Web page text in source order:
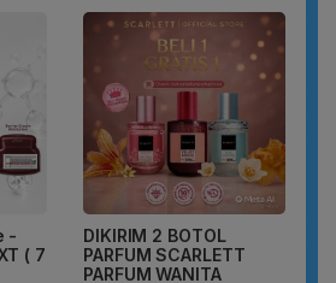
-
( 7
DIKIRIM 2 BOTOL
PARFUM SCARLETT
PARFUM WANITA